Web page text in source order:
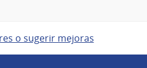
o sugerir mejoras